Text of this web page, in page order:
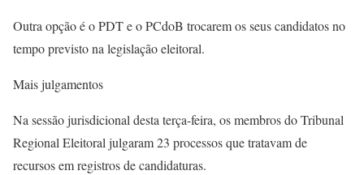
Outra opção é o PDT e o PCdoB trocarem os seus candidatos no
tempo previsto na legislação eleitoral.
Mais julgamentos
Na sessão jurisdicional desta terça-feira, os membros do Tribunal
Regional Eleitoral julgaram 23 processos que tratavam de
recursos em registros de candidaturas.